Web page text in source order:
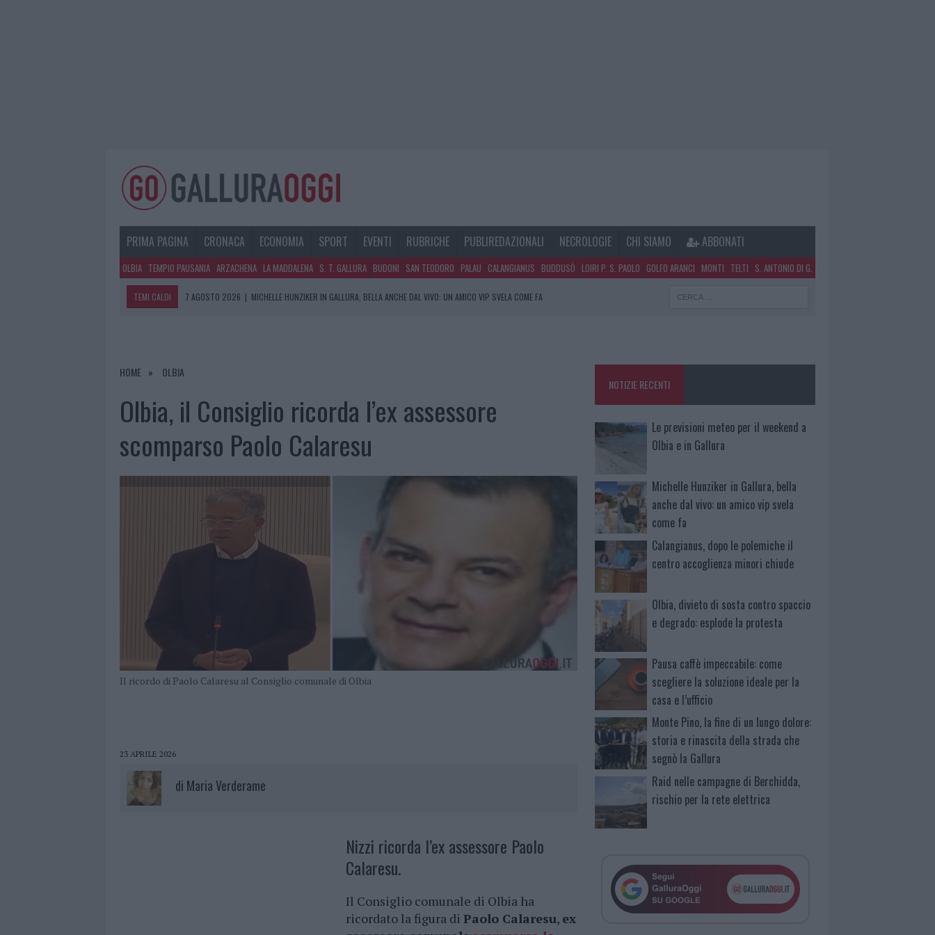
PRIMA PAGINA CRONACA ECONOMIA SPORT EVENTI RUBRICHE PUBLIREDAZIONALI NECROLOGIE CHI SIAMO ABBONATI
OLBIA TEMPIO PAUSANIA ARZACHENA LA MADDALENA S. T. GALLURA BUDONI SAN TEODORO PALAU CALANGIANUS BUDDUSÒ LOIRI P. S. PAOLO GOLFO ARANCI MONTI TELTI S. ANTONIO DI G.
TEMI CALDI 7 AGOSTO 2026 | MICHELLE HUNZIKER IN GALLURA, BELLA ANCHE DAL VIVO: UN AMICO VIP SVELA COME FA
7 AGOSTO 2026
HOME OLBIA
Olbia, il Consiglio ricorda l’ex assessore
scomparso Paolo Calaresu
Il ricordo di Paolo Calaresu al Consiglio comunale di Olbia
23 APRILE 2026
di Maria Verderame
Nizzi ricorda l’ex assessore Paolo
Calaresu.
Il Consiglio comunale di Olbia ha
ricordato la figura di Paolo Calaresu, ex
NOTIZIE RECENTI
Le previsioni meteo per il weekend a
Olbia e in Gallura
Michelle Hunziker in Gallura, bella
anche dal vivo: un amico vip svela
come fa
Calangianus, dopo le polemiche il
centro accoglienza minori chiude
Olbia, divieto di sosta contro spaccio
e degrado: esplode la protesta
Pausa caffè impeccabile: come
scegliere la soluzione ideale per la
casa e l’ufficio
Monte Pino, la fine di un lungo dolore:
storia e rinascita della strada che
segnò la Gallura
Raid nelle campagne di Berchidda,
rischio per la rete elettrica